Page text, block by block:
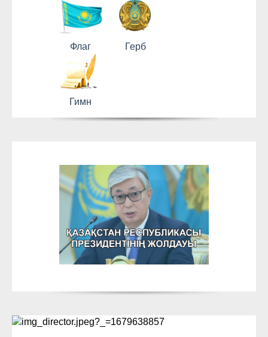
Флаг Герб
Гимн